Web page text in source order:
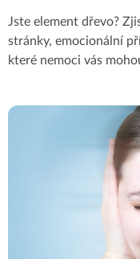
Jste element dřevo?
stránky, emocionální
které nemoci vás